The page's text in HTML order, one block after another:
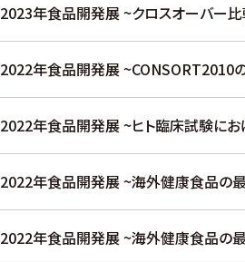
2023年食品開発展 ~クロスオーバー
2022年食品開発展 ~CONSORT2010
2022年食品開発展 ~ヒト臨床試験に
2022年食品開発展 ~海外健康食品
2022年食品開発展 ~海外健康食品の